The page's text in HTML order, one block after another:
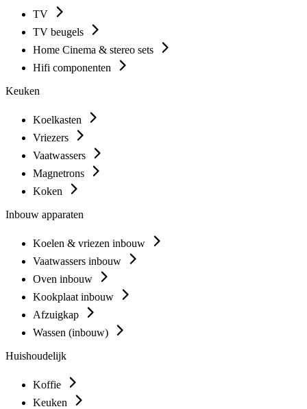
TV
TV beugels
Home Cinema & stereo sets
Hifi componenten
Keuken
Koelkasten
Vriezers
Vaatwassers
Magnetrons
Koken
Inbouw apparaten
Koelen & vriezen inbouw
Vaatwassers inbouw
Oven inbouw
Kookplaat inbouw
Afzuigkap
Wassen (inbouw)
Huishoudelijk
Koffie
Keuken